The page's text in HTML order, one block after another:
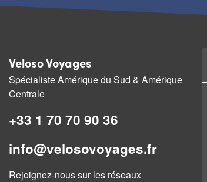
Veloso Voyages
Spécialiste Amérique du Sud & Amérique
Centrale
+33 1 70 70 90 36
info@velosovoyages.fr
Rejoignez-nous sur les réseaux